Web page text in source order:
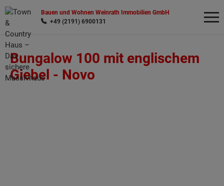
Bauen und Wohnen Weinrath Immobilien GmbH
+49 (2191) 6900131
Bungalow 100 mit englischem
Giebel - Novo
Wonach möchten Sie suchen?